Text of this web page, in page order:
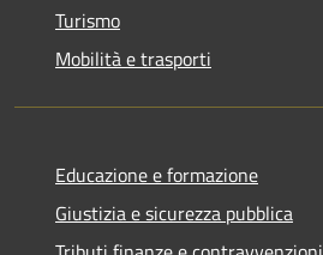
Turismo
Mobilità e trasporti
Educazione e formazione
Giustizia e sicurezza pubblica